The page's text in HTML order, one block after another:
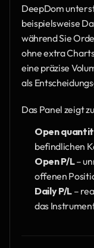
DeepDom
beispielsweise
während Sie
ohne extra
eine präzise
als
Das Panel zeigt
Open
befindlichen
Open P/L –
offenen
Daily P/L –
das